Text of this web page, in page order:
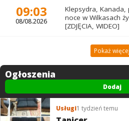
09:03
08/08.2026
Klepsydra,
noce w Wilkasach
[ZDJĘCIA, WIDEO]
Pokaż więcej
Ogłoszenia
Dodaj
Usługi1 tydzień temu